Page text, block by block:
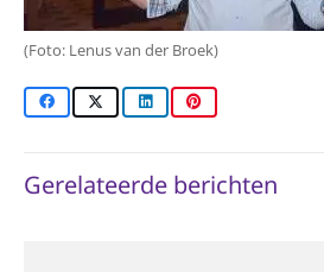
(Foto: Lenus van der Broek)
Gerelateerde berichten